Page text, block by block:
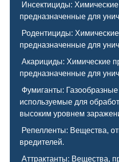
Инсектициды:
предназначенные для
Родентициды:
предназначенные для
Акарициды: Химические
предназначенные для
Фумиганты:
используемые для
высоким уровнем
Репелленты: Вещества,
вредителей.
Аттрактанты: Вещества,